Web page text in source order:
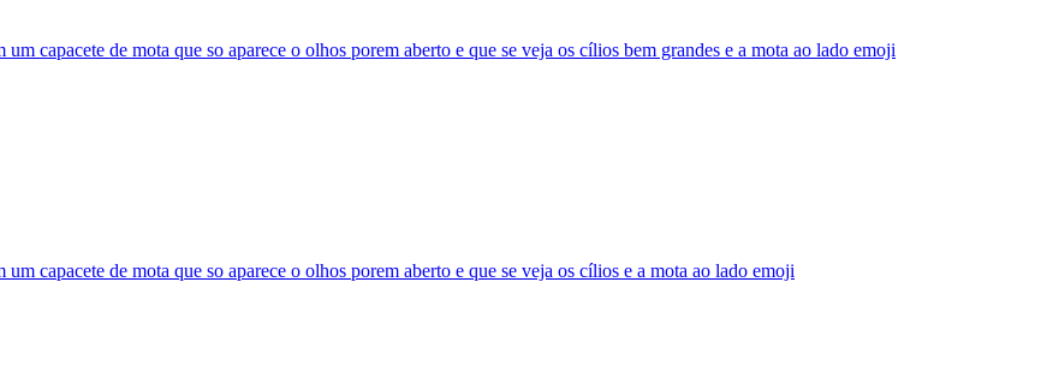
um capacete de mota que so aparece o olhos porem aberto e que se veja os cílios bem grandes e a mota ao lado emoji
um capacete de mota que so aparece o olhos porem aberto e que se veja os cílios e a mota ao lado emoji